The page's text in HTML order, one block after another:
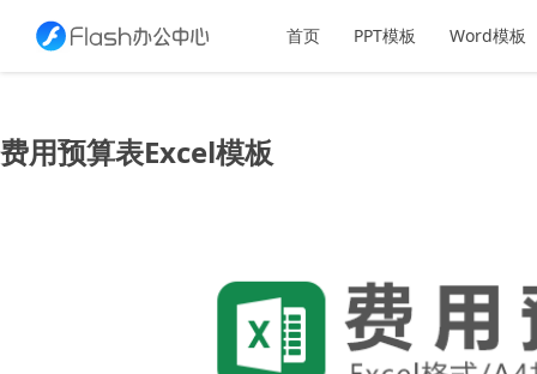
首页 PPT模板 Word模板
费用预算表Excel模板